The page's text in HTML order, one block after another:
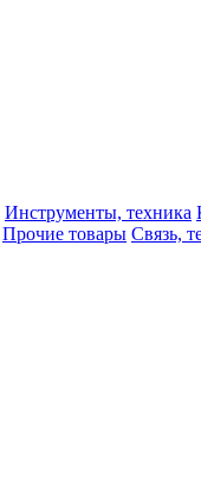
Инструменты, техника
Прочие товары Связь,